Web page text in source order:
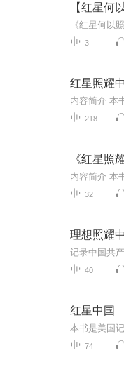
【红星何
3
218
32
理想照耀
40
红星中国
74